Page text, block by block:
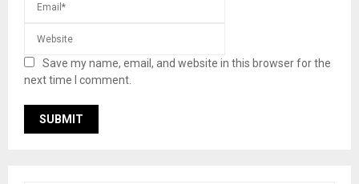
Save my name, email, and website in this browser for the
next time I comment.